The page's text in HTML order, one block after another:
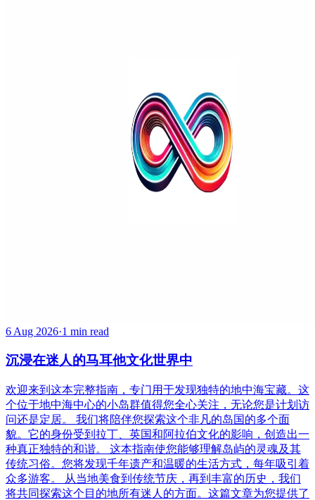
6 Aug 2026·1 min read
沉浸在迷人的马耳他文化世界中
欢迎来到这本完整指南，专门用于发现独特的地中海宝藏。这
个位于地中海中心的小岛群值得您全心关注，无论您是计划访
问还是定居。 我们将陪伴您探索这个非凡的岛国的多个面
貌。它的身份受到拉丁、英国和阿拉伯文化的影响，创造出一
种真正独特的和谐。 这本指南使您能够理解岛屿的灵魂及其
传统习俗。您将发现千年遗产和温暖的生活方式，每年吸引着
众多游客。 从当地美食到传统节庆，再到丰富的历史，我们
将共同探索这个目的地所有迷人的方面。这篇文章为您提供了